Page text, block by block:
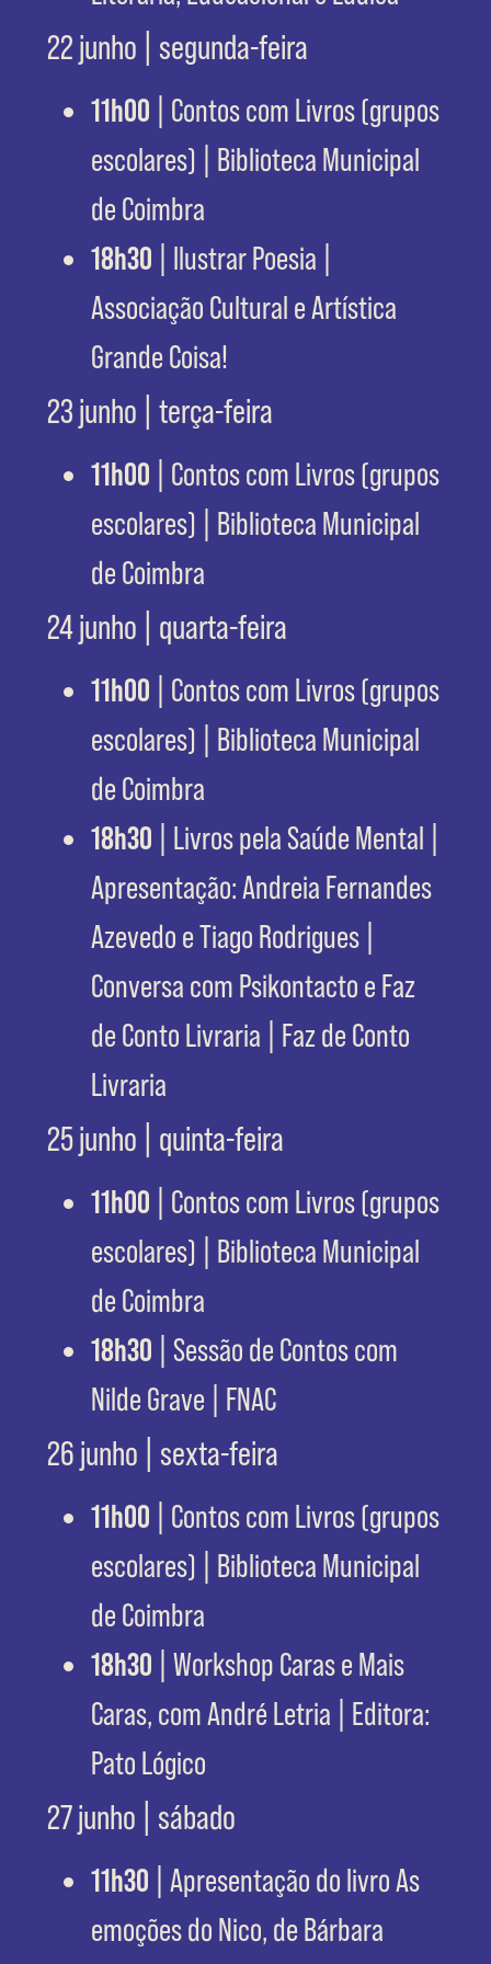
22 junho | segunda-feira
11h00 | Contos com Livros (grupos
escolares) | Biblioteca Municipal
de Coimbra
18h30 | Ilustrar Poesia |
Associação Cultural e Artística
Grande Coisa!
23 junho | terça-feira
11h00 | Contos com Livros (grupos
escolares) | Biblioteca Municipal
de Coimbra
24 junho | quarta-feira
11h00 | Contos com Livros (grupos
escolares) | Biblioteca Municipal
de Coimbra
18h30 | Livros pela Saúde Mental |
Apresentação: Andreia Fernandes
Azevedo e Tiago Rodrigues |
Conversa com Psikontacto e Faz
de Conto Livraria | Faz de Conto
Livraria
25 junho | quinta-feira
11h00 | Contos com Livros (grupos
escolares) | Biblioteca Municipal
de Coimbra
18h30 | Sessão de Contos com
Nilde Grave | FNAC
26 junho | sexta-feira
11h00 | Contos com Livros (grupos
escolares) | Biblioteca Municipal
de Coimbra
18h30 | Workshop Caras e Mais
Caras, com André Letria | Editora:
Pato Lógico
27 junho | sábado
11h30 | Apresentação do livro As
emoções do Nico, de Bárbara